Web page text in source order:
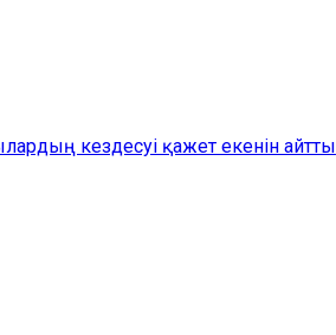
кездесуі қажет екенін айтты